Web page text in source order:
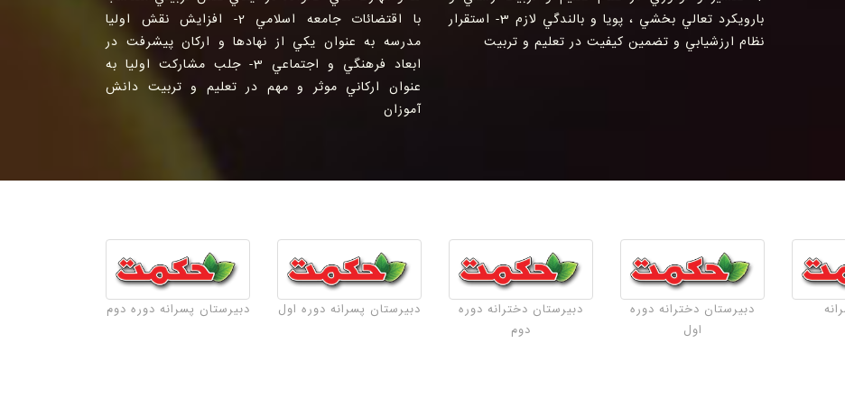
با اقتضائات جامعه اسلامي 2- افزايش نقش اوليا
مدرسه به عنوان يكي از نهادها و اركان پيشرفت در
ابعاد فرهنگي و اجتماعي 3- جلب مشاركت اوليا به
عنوان اركاني موثر و مهم در تعليم و تربيت دانش
آموزان
بارويكرد تعالي بخشي ، پويا و بالندگي لازم 3- استقرار
نظام ارزشيابي و تضمين كيفيت در تعليم و تربيت
دبیرستان پسرانه دوره دوم دبیرستان پسرانه دوره اول
دبیرستان دخترانه دوره
دوم
دبیرستان دخترانه دوره
اول